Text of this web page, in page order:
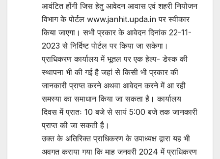
आवंटित होंगी जिस हेतु आवेदन आवास एवं शहरी नियोजन
विभाग के पोर्टल www.janhit.upda.in पर स्वीकार
किया जाएगा। सभी प्रकार के आवेदन दिनांक 22-11-
2023 से निर्दिष्ट पोर्टल पर किया जा सकेगा।
प्राधिकरण कार्यालय में भूतल पर एक हेल्प- डेस्क की
स्थापना भी की गई है जहां से किसी भी प्रकार की
जानकारी प्राप्त करने अथवा आवेदन करने में आ रही
समस्या का समाधान किया जा सकता है। कार्यालय
दिवस में प्रातः 10 बजे से सायं 5:00 बजे तक जानकारी
प्राप्त की जा सकती है।
उक्त के अतिरिक्त प्राधिकरण के उपाध्यक्ष द्वारा यह भी
अवगत कराया गया कि माह जनवरी 2024 में प्राधिकरण